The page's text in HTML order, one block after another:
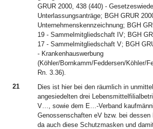
GRUR 2000, 438 (440) -
Unterlassungsanträge; BGH GRUR
Unternehmenskennzeichnung; BGH
19 - Sammelmitgliedschaft IV; BGH
17 - Sammelmitgliedschaft V; BGH
- Krankenhauswerbung
(Köhler/Bornkamm/Feddersen/Köhler/
Rn. 3.36).
21
Dies ist hier bei den räumlich in
angesiedelten drei
V…, sowie dem E…-Verband
Genossenschaften eV bzw. bei dessen
da auch diese Schutzmasken und